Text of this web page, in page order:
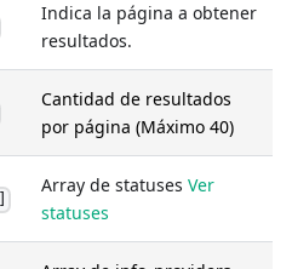
Indica la página a obtener
resultados.
Cantidad de resultados
por página (Máximo 40)
Array de statuses Ver
statuses